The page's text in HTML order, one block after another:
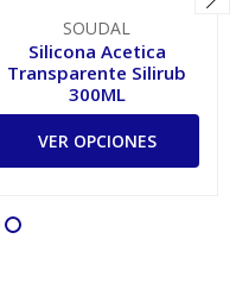
SOUDAL
Silicona Acetica
Transparente Silirub
300ML
VER OPCIONES